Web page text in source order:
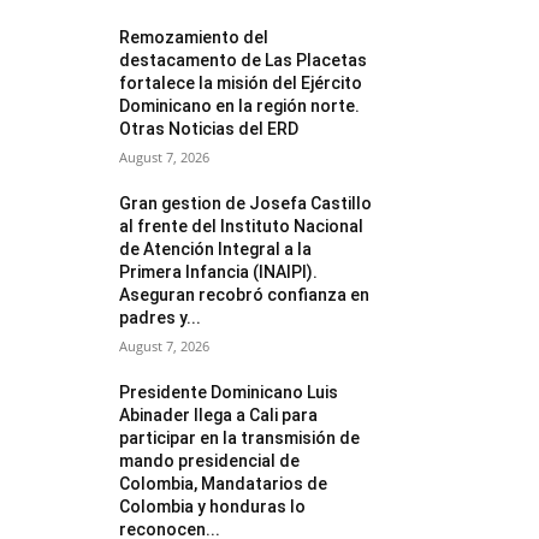
Remozamiento del
destacamento de Las Placetas
fortalece la misión del Ejército
Dominicano en la región norte.
Otras Noticias del ERD
August 7, 2026
Gran gestion de Josefa Castillo
al frente del Instituto Nacional
de Atención Integral a la
Primera Infancia (INAIPI).
Aseguran recobró confianza en
padres y...
August 7, 2026
Presidente Dominicano Luis
Abinader llega a Cali para
participar en la transmisión de
mando presidencial de
Colombia, Mandatarios de
Colombia y honduras lo
reconocen...